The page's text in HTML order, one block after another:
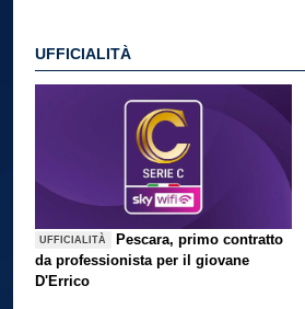
UFFICIALITÀ
UFFICIALITÀ
Pescara, primo contratto
da professionista per il giovane
D'Errico